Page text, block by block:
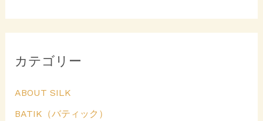
カテゴリー
ABOUT SILK
BATIK（バティック）